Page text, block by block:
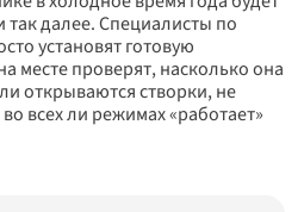
так далее. Специалисты по
установят готовую
месте проверят, насколько она
открываются створки, не
всех ли режимах «работает»